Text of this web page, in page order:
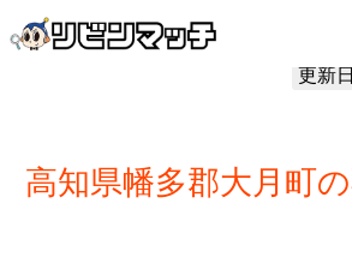
更新日
高知県幡多郡大月町